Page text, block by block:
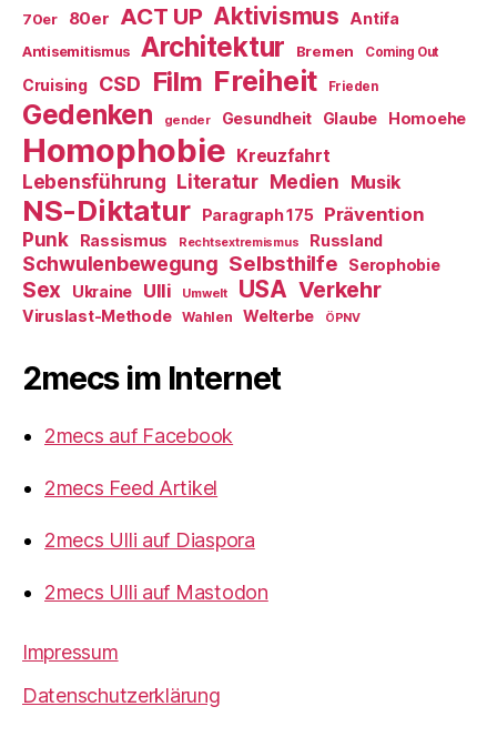
70er 80er ACT UP Aktivismus Antifa
Antisemitismus Architektur Bremen Coming Out
Cruising CSD Film Freiheit Frieden
Gedenken gender Gesundheit Glaube Homoehe
Homophobie Kreuzfahrt
Lebensführung Literatur Medien Musik
NS-Diktatur Paragraph 175
Prävention
Punk
Rassismus Rechtsextremismus Russland
Schwulenbewegung Selbsthilfe Serophobie
Sex Ukraine Ulli Umwelt USA Verkehr
Viruslast-Methode Wahlen Welterbe ÖPNV
2mecs im Internet
2mecs auf Facebook
2mecs Feed Artikel
2mecs Ulli auf Diaspora
2mecs Ulli auf Mastodon
Impressum
Datenschutzerklärung